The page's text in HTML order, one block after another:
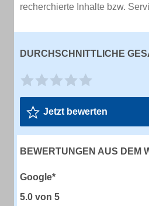
recherchierte Inhalte bzw.
DURCHSCHNITTLICHE
Jetzt bewerten
BEWERTUNGEN AUS DEM
Google*
5.0 von 5